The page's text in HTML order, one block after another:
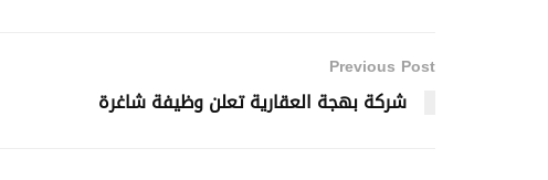
Previous Post
شركة بهجة العقارية تعلن وظيفة شاغرة